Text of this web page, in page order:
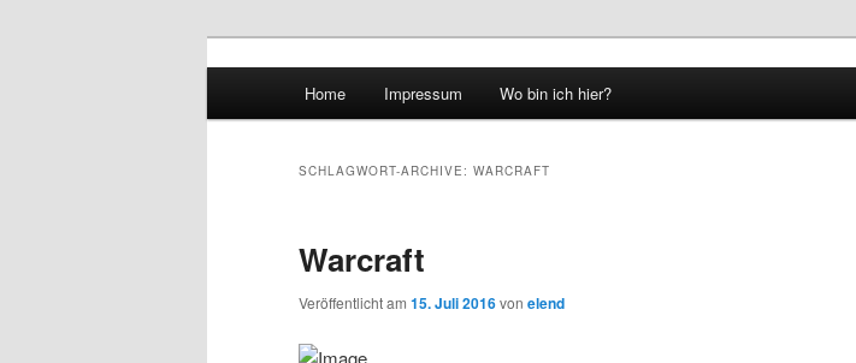
vidgames.de
Zum Inhalt wechseln
Zum sekundären Inhalt wechseln
Home Impressum Wo bin ich hier?
SCHLAGWORT-ARCHIVE: WARCRAFT
Warcraft
Veröffentlicht am 15. Juli 2016von elend